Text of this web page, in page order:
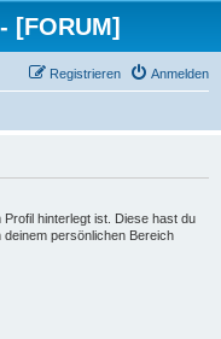
[FORUM]
Anmelden
Registrieren
hinterlegt ist. Diese hast du
persönlichen Bereich